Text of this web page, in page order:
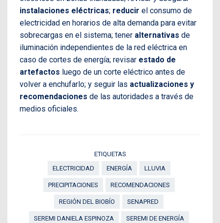
instalaciones eléctricas; reducir el consumo de
electricidad en horarios de alta demanda para evitar
sobrecargas en el sistema; tener alternativas de
iluminación independientes de la red eléctrica en
caso de cortes de energía; revisar estado de
artefactos luego de un corte eléctrico antes de
volver a enchufarlo; y seguir las actualizaciones y
recomendaciones de las autoridades a través de
medios oficiales.
ETIQUETAS
ELECTRICIDAD
ENERGÍA LLUVIA
PRECIPITACIONES RECOMENDACIONES
REGIÓN DEL BIOBÍO SENAPRED
SEREMI DANIELA ESPINOZA SEREMI DE ENERGÍA